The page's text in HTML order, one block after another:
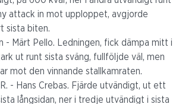
attack in mot upploppet, avgjorde
sista biten.
- Märt Pello. Ledningen, fick dämpa mitt i
ut runt sista sväng, fullföljde väl, men
mot den vinnande stallkamraten.
- Hans Crebas. Fjärde utvändigt, ut ett
långsidan, ner i tredje utvändigt i sista